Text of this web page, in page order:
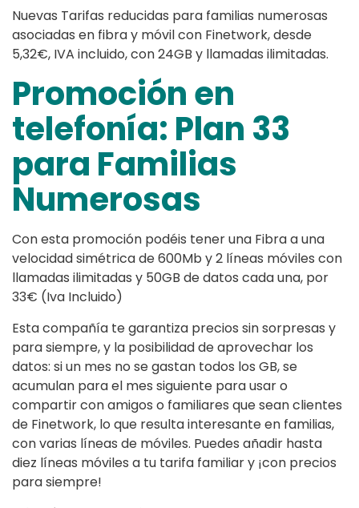
Nuevas Tarifas reducidas para familias numerosas
asociadas en fibra y móvil con Finetwork, desde
5,32€, IVA incluido, con 24GB y llamadas ilimitadas.
Promoción en
telefonía: Plan 33
para Familias
Numerosas
Con esta promoción podéis tener una Fibra a una
velocidad simétrica de 600Mb y 2 líneas móviles con
llamadas ilimitadas y 50GB de datos cada una, por
33€ (Iva Incluido)
Esta compañía te garantiza precios sin sorpresas y
para siempre, y la posibilidad de aprovechar los
datos: si un mes no se gastan todos los GB, se
acumulan para el mes siguiente para usar o
compartir con amigos o familiares que sean clientes
de Finetwork, lo que resulta interesante en familias,
con varias líneas de móviles. Puedes añadir hasta
diez líneas móviles a tu tarifa familiar y ¡con precios
para siempre!